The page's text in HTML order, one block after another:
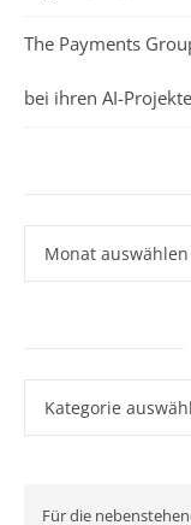
The Payments
bei ihren AI-
Für die